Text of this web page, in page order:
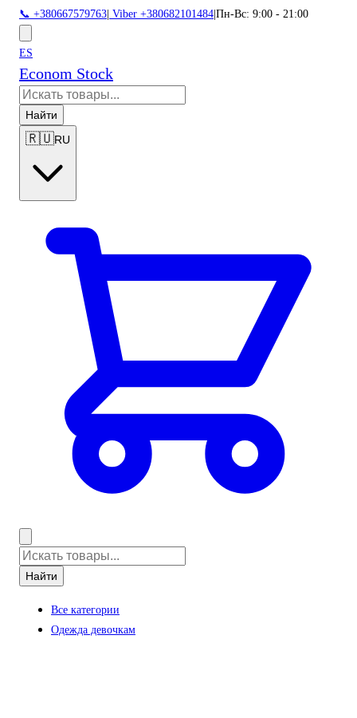
📞 +380667579763 Viber +380682101484 Пн-Вс: 9:00 - 21:00
ES
Econom Stock
Найти
🇷🇺RU
Найти
Все категории
Одежда девочкам